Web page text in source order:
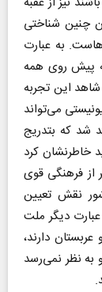
چنین شناختی
به عبارت
پیش روی همه
شاهد این تجربه
می‌تواند
شد که بتدریج
خاطرنشان کرد
از فرهنگی قوی
نقش تعیین
دیگر ملت
دارند،
به نظر نمی‌رسد